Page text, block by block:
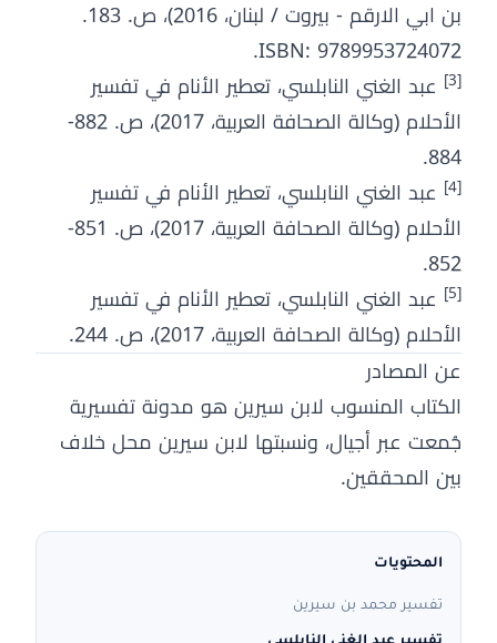
بن ابي الارقم - بيروت / لبنان، 2016)، ص. 183.
ISBN: 9789953724072.
[3]
عبد الغني النابلسي، تعطير الأنام في تفسير
الأحلام (وكالة الصحافة العربية، 2017)، ص. 882-
884.
[4]
عبد الغني النابلسي، تعطير الأنام في تفسير
الأحلام (وكالة الصحافة العربية، 2017)، ص. 851-
852.
[5]
عبد الغني النابلسي، تعطير الأنام في تفسير
الأحلام (وكالة الصحافة العربية، 2017)، ص. 244.
عن المصادر
الكتاب المنسوب لابن سيرين هو مدونة تفسيرية
جُمعت عبر أجيال، ونسبتها لابن سيرين محل خلاف
بين المحققين.
المحتويات
تفسير محمد بن سيرين
تفسير عبد الغني النابلسي